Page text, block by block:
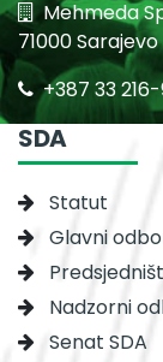
Mehmeda
71000 Sarajevo
+387 33
SDA
Statut
Glavni
Nadzorni
Senat SDA